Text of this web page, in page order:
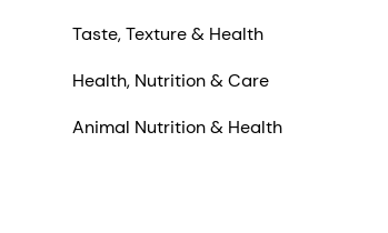
Taste, Texture & Health
Health, Nutrition & Care
Animal Nutrition & Health